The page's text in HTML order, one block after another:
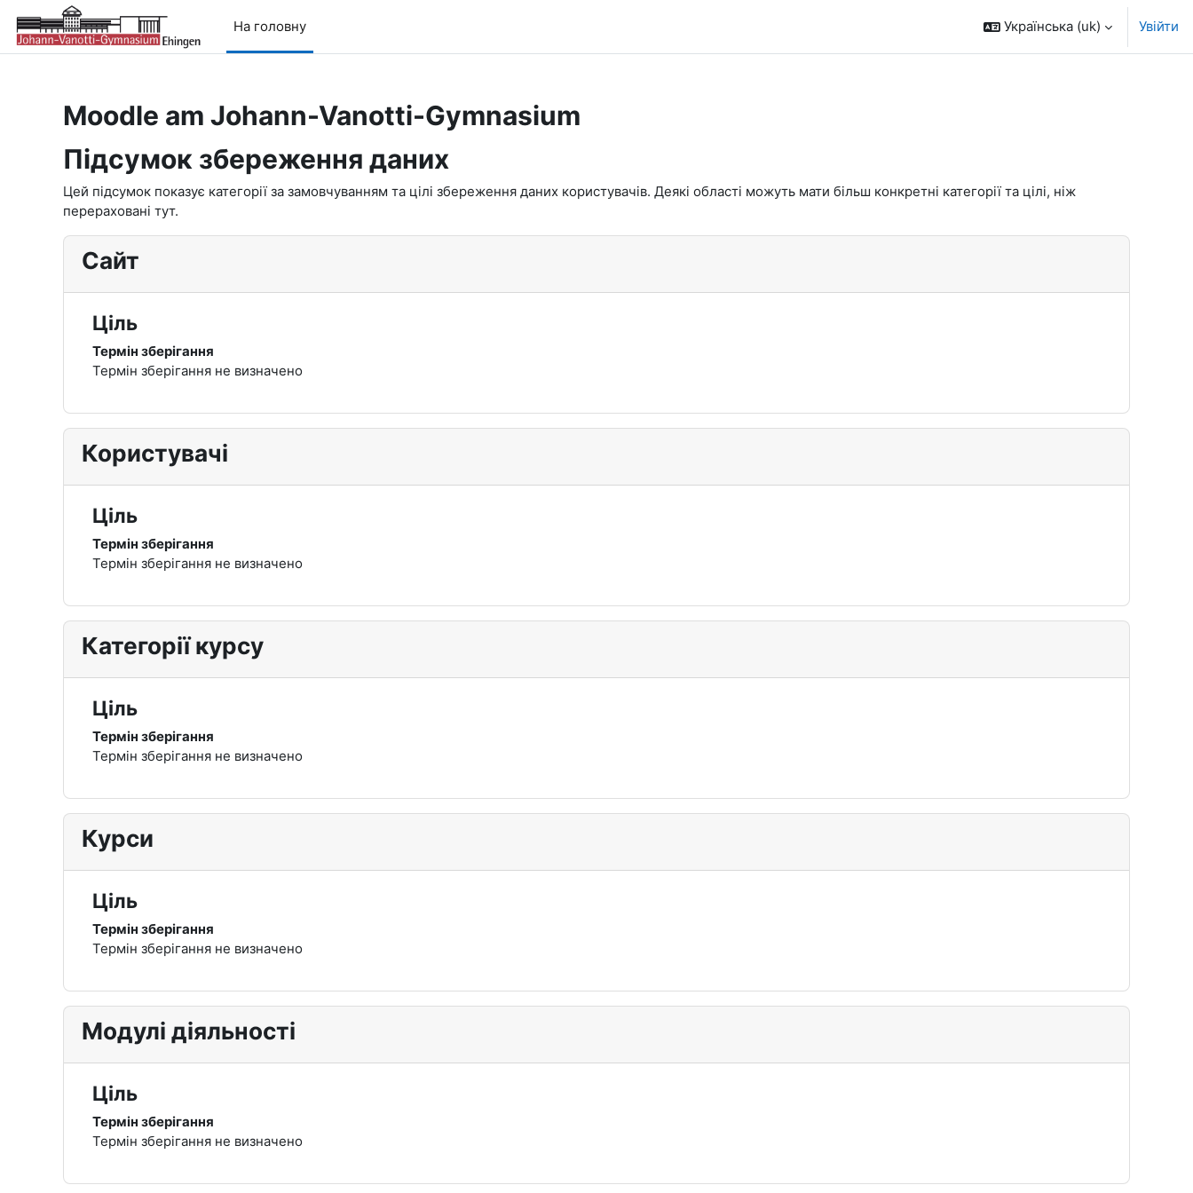
Перейти до головного вмісту
На головну
Українська ‎(uk)‎ Увійти
Moodle am Johann-Vanotti-Gymnasium
Підсумок збереження даних
Цей підсумок показує категорії за замовчуванням та цілі збереження даних користувачів. Деякі області можуть мати більш конкретні категорії та цілі, ніж
перераховані тут.
Сайт
Ціль
Термін зберігання
Термін зберігання не визначено
Користувачі
Ціль
Термін зберігання
Термін зберігання не визначено
Категорії курсу
Ціль
Термін зберігання
Термін зберігання не визначено
Курси
Ціль
Термін зберігання
Термін зберігання не визначено
Модулі діяльності
Ціль
Термін зберігання
Термін зберігання не визначено